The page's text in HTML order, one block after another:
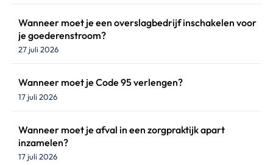
Wanneer moet je een overslagbedrijf inschakelen voor
je goederenstroom?
27 juli 2026
Wanneer moet je Code 95 verlengen?
17 juli 2026
Wanneer moet je afval in een zorgpraktijk apart
inzamelen?
17 juli 2026